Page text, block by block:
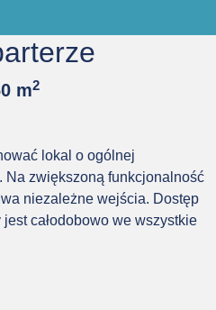
m2
lokal o ogólnej
Na zwiększoną funkcjonalność
niezależne wejścia. Dostęp
całodobowo we wszystkie